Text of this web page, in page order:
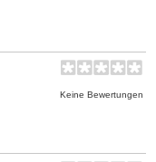
Keine Bewertungen